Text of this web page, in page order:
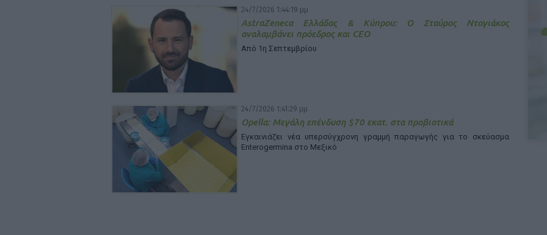
24/7/2026 1:44:19 μμ
AstraZeneca Ελλάδας & Κύπρου: Ο Σταύρος Ντογιάκος
αναλαμβάνει πρόεδρος και CEO
Από 1η Σεπτεμβρίου
24/7/2026 1:41:29 μμ
Opella: Μεγάλη επένδυση $70 εκατ. στα προβιοτικά
Εγκαινιάζει νέα υπερσύγχρονη γραμμή παραγωγής για το σκεύασμα
Enterogermina στο Μεξικό